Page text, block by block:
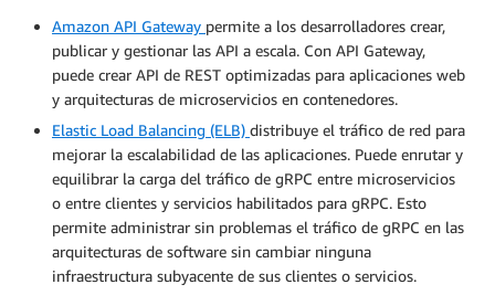
Amazon API Gateway permite a los desarrolladores crear,
publicar y gestionar las API a escala. Con API Gateway,
puede crear API de REST optimizadas para aplicaciones web
y arquitecturas de microservicios en contenedores.
Elastic Load Balancing (ELB) distribuye el tráfico de red para
mejorar la escalabilidad de las aplicaciones. Puede enrutar y
equilibrar la carga del tráfico de gRPC entre microservicios
o entre clientes y servicios habilitados para gRPC. Esto
permite administrar sin problemas el tráfico de gRPC en las
arquitecturas de software sin cambiar ninguna
infraestructura subyacente de sus clientes o servicios.